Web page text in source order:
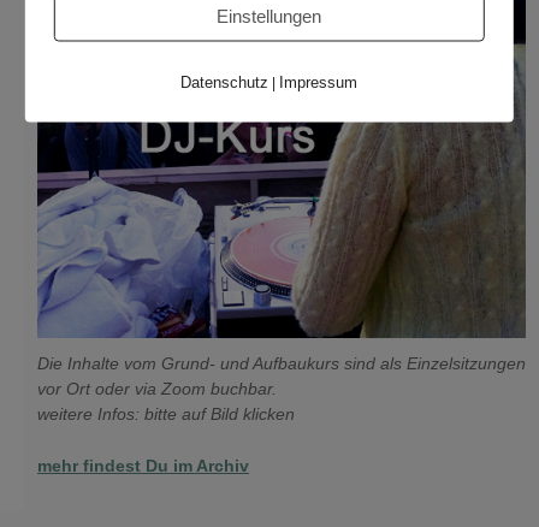
Die Inhalte vom Grund- und Aufbaukurs sind als Einzelsitzungen
vor Ort oder via Zoom buchbar.
weitere Infos: bitte auf Bild klicken
mehr findest Du im Archiv
Einstellungen
Datenschutz | Impressum